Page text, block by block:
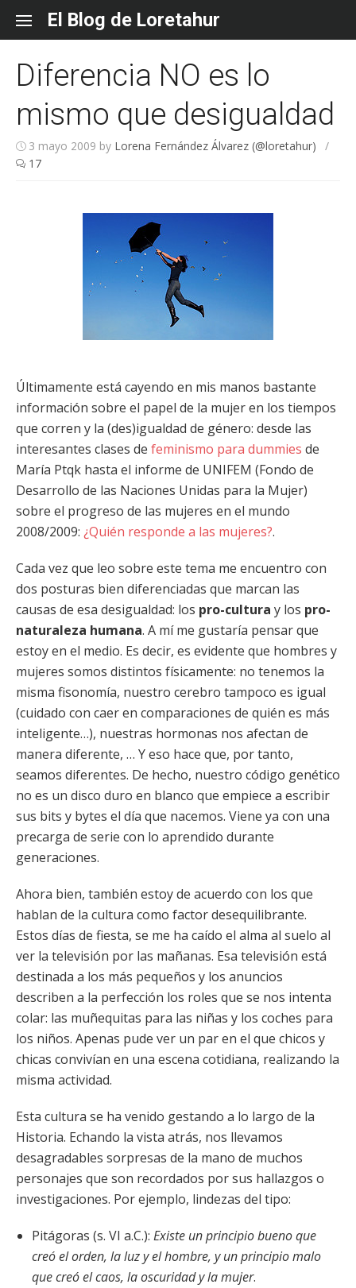
content
El Blog de Loretahur
Diferencia NO es lo
mismo que desigualdad
3 mayo 2009 by Lorena Fernández Álvarez (@loretahur)
/
17
Últimamente está cayendo en mis manos bastante
información sobre el papel de la mujer en los tiempos
que corren y la (des)igualdad de género: desde las
interesantes clases de feminismo para dummies de
María Ptqk hasta el informe de UNIFEM (Fondo de
Desarrollo de las Naciones Unidas para la Mujer)
sobre el progreso de las mujeres en el mundo
2008/2009: ¿Quién responde a las mujeres?.
Cada vez que leo sobre este tema me encuentro con
dos posturas bien diferenciadas que marcan las
causas de esa desigualdad: los pro-cultura y los pro-
naturaleza humana. A mí me gustaría pensar que
estoy en el medio. Es decir, es evidente que hombres y
mujeres somos distintos físicamente: no tenemos la
misma fisonomía, nuestro cerebro tampoco es igual
(cuidado con caer en comparaciones de quién es más
inteligente…), nuestras hormonas nos afectan de
manera diferente, … Y eso hace que, por tanto,
seamos diferentes. De hecho, nuestro código genético
no es un disco duro en blanco que empiece a escribir
sus bits y bytes el día que nacemos. Viene ya con una
precarga de serie con lo aprendido durante
generaciones.
Ahora bien, también estoy de acuerdo con los que
hablan de la cultura como factor desequilibrante.
Estos días de fiesta, se me ha caído el alma al suelo al
ver la televisión por las mañanas. Esa televisión está
destinada a los más pequeños y los anuncios
describen a la perfección los roles que se nos intenta
colar: las muñequitas para las niñas y los coches para
los niños. Apenas pude ver un par en el que chicos y
chicas convivían en una escena cotidiana, realizando la
misma actividad.
Esta cultura se ha venido gestando a lo largo de la
Historia. Echando la vista atrás, nos llevamos
desagradables sorpresas de la mano de muchos
personajes que son recordados por sus hallazgos o
investigaciones. Por ejemplo, lindezas del tipo:
Pitágoras (s. VI a.C.): Existe un principio bueno que
creó el orden, la luz y el hombre, y un principio malo
que creó el caos, la oscuridad y la mujer.